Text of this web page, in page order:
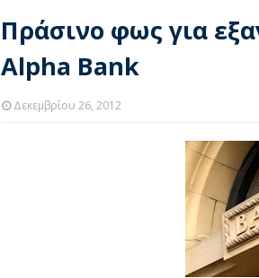
Πράσινο φως για
Alpha Bank
Δεκεμβρίου 26, 2012